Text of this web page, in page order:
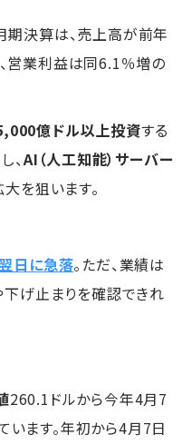
決算は、売上高が前年
営業利益は同6.1％増の
億ドル以上投資する
、AI（人工知能）サーバー
を狙います。
日に急落。ただ、業績は
下げ止まりを確認できれ
260.1ドルから今年4月7
ます。年初から4月7日